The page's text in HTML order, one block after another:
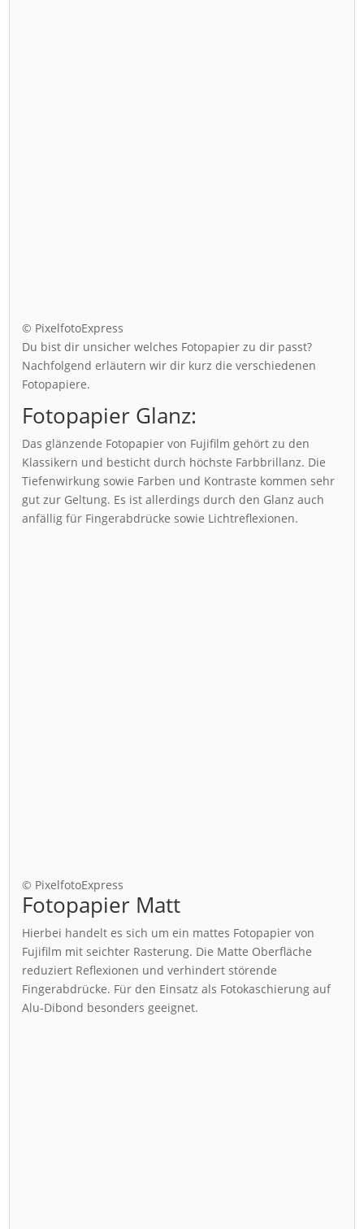
© PixelfotoExpress
Du bist dir unsicher welches Fotopapier zu dir passt?
Nachfolgend erläutern wir dir kurz die verschiedenen
Fotopapiere.
Fotopapier Glanz:
Das glänzende Fotopapier von Fujifilm gehört zu den
Klassikern und besticht durch höchste Farbbrillanz. Die
Tiefenwirkung sowie Farben und Kontraste kommen sehr
gut zur Geltung. Es ist allerdings durch den Glanz auch
anfällig für Fingerabdrücke sowie Lichtreflexionen.
© PixelfotoExpress
Fotopapier Matt
Hierbei handelt es sich um ein mattes Fotopapier von
Fujifilm mit seichter Rasterung. Die Matte Oberfläche
reduziert Reflexionen und verhindert störende
Fingerabdrücke. Für den Einsatz als Fotokaschierung auf
Alu-Dibond besonders geeignet.